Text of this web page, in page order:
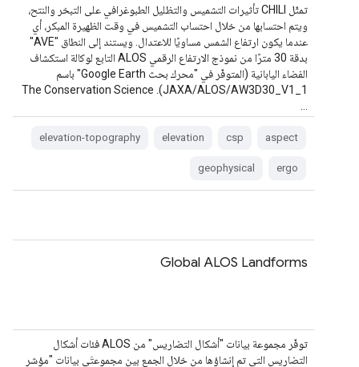
تمثّل CHILI تأثيرات التشميس والتظليل الطبوغرافي على التبخر والنتح،
ويتم احتسابها من خلال احتساب التشميس في وقت الظهيرة المبكر، أي
عندما يكون ارتفاع الشمس مساويًا للاعتدال. ويستند إلى النطاق "AVE"
بدقة 30 مترًا من نموذج الارتفاع الرقمي ALOS التابع لوكالة استكشاف
الفضاء اليابانية (المتوفّر في "محرك بحث Google Earth" باسم
JAXA/ALOS/AW3D30_V1_1). The Conservation Science
aspect
csp
elevation
elevation-topography
ergo
geophysical
Global ALOS Landforms
توفّر مجموعة بيانات "أشكال التضاريس" من ALOS فئات أشكال
التضاريس التي تم إنشاؤها من خلال الجمع بين مجموعتَي بيانات "مؤشر